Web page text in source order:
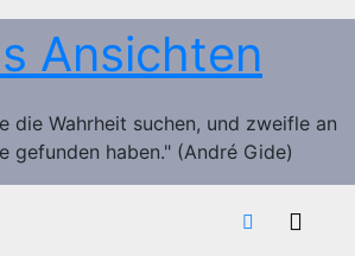
Ansichten
die Wahrheit suchen, und zweifle an
gefunden haben." (André Gide)